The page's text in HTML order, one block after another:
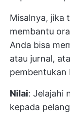
Misalnya, jika
membantu
Anda bisa
atau jurnal,
pembentukan
Nilai: Jelajahi
kepada